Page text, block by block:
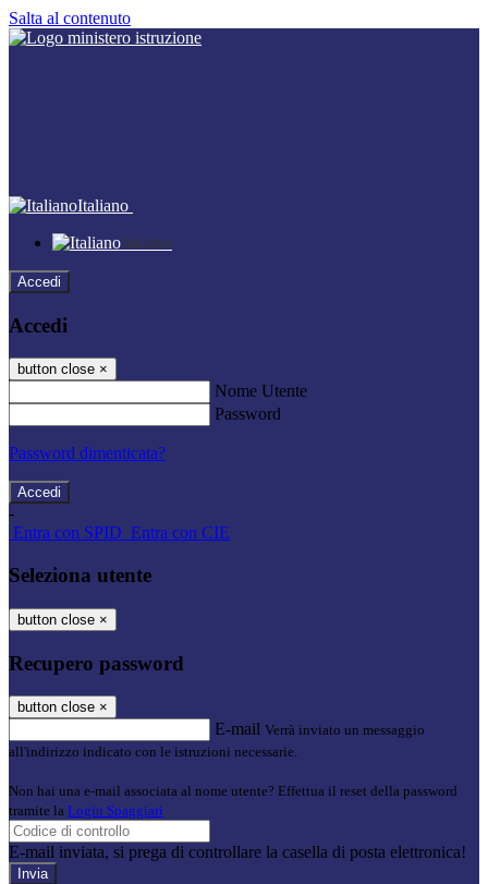
Salta al contenuto
Italiano
Italiano
Accedi
Accedi
button close ×
Nome Utente
Password
Password dimenticata?
-
Entra con SPID Entra con CIE
Seleziona utente
button close ×
Recupero password
button close ×
E-mail Verrà inviato un messaggio
all'indirizzo indicato con le istruzioni necessarie.
Non hai una e-mail associata al nome utente? Effettua il reset della password
tramite la Login Spaggiari
E-mail inviata, si prega di controllare la casella di posta elettronica!